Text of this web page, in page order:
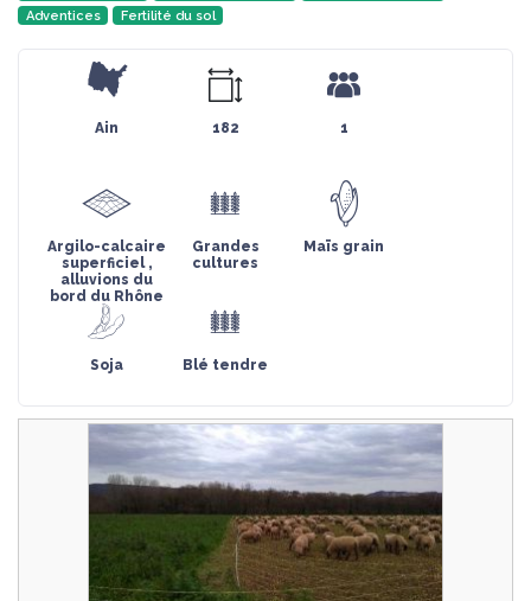
Adventices
Fertilité du sol
Ain 182 1
Argilo-calcaire
superficiel ,
alluvions du
bord du Rhône
Grandes
cultures
Maïs grain
Soja Blé tendre